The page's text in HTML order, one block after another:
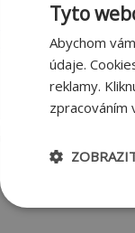
procesu jedním z
světě. Její
Tyto
Abychom
údaje.
reklamy.
zpracováním